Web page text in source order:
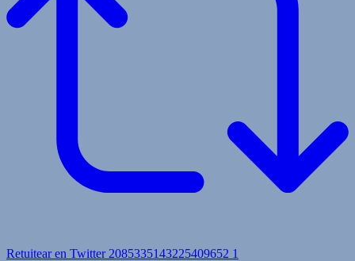
Retuitear en Twitter 2085335143225409652 1